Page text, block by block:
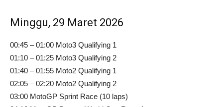
Minggu, 29 Maret 2026
00:45 – 01:00 Moto3 Qualifying 1
01:10 – 01:25 Moto3 Qualifying 2
01:40 – 01:55 Moto2 Qualifying 1
02:05 – 02:20 Moto2 Qualifying 2
03:00 MotoGP Sprint Race (10 laps)